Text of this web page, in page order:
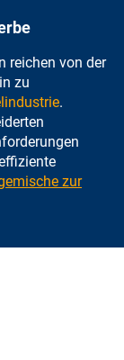
reichen von der
zu
.
zur